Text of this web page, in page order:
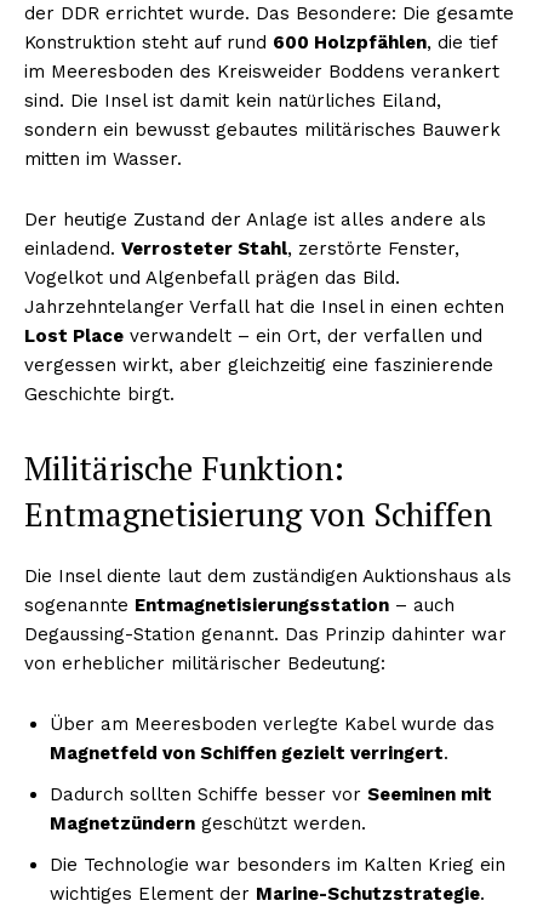
der DDR errichtet wurde. Das Besondere: Die gesamte
Konstruktion steht auf rund 600 Holzpfählen, die tief
im Meeresboden des Kreisweider Boddens verankert
sind. Die Insel ist damit kein natürliches Eiland,
sondern ein bewusst gebautes militärisches Bauwerk
mitten im Wasser.
Der heutige Zustand der Anlage ist alles andere als
einladend. Verrosteter Stahl, zerstörte Fenster,
Vogelkot und Algenbefall prägen das Bild.
Jahrzehntelanger Verfall hat die Insel in einen echten
Lost Place verwandelt – ein Ort, der verfallen und
vergessen wirkt, aber gleichzeitig eine faszinierende
Geschichte birgt.
Militärische Funktion:
Entmagnetisierung von Schiffen
Die Insel diente laut dem zuständigen Auktionshaus als
sogenannte Entmagnetisierungsstation – auch
Degaussing-Station genannt. Das Prinzip dahinter war
von erheblicher militärischer Bedeutung:
Über am Meeresboden verlegte Kabel wurde das
Magnetfeld von Schiffen gezielt verringert.
Dadurch sollten Schiffe besser vor Seeminen mit
Magnetzündern geschützt werden.
Die Technologie war besonders im Kalten Krieg ein
wichtiges Element der Marine-Schutzstrategie.